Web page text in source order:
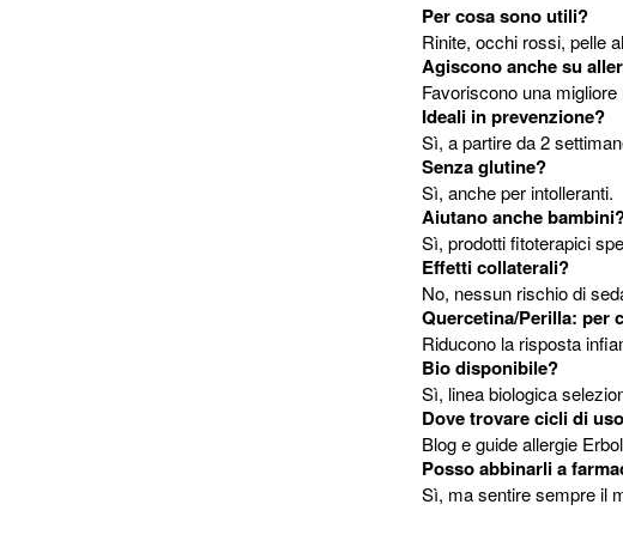
Per cosa sono utili?
Rinite, occhi rossi, pelle
Agiscono anche su
Favoriscono una
Ideali in prevenzione?
Sì, a partire da 2
Senza glutine?
Sì, anche per intolleranti.
Aiutano anche
Sì, prodotti fitoterapici
Effetti collaterali?
No, nessun rischio di
Quercetina/Perilla: per
Riducono la risposta
Bio disponibile?
Sì, linea biologica
Dove trovare cicli di
Blog e guide allergie
Posso abbinarli a
Sì, ma sentire sempre il